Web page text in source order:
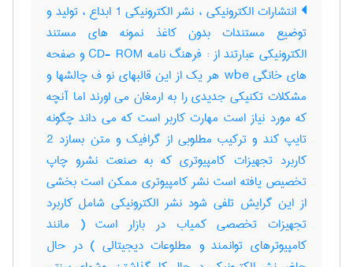
انتشارات الکترونیکی ، نشر الکترونیکی 1 ابداع ، تولید و
توضیع مستندات بدون کاغذ نمونه های مستند
الکترونیکی عبارتند از : فرهنگ نامه CD- ROM و صفحه
های خانگی wbe هر یک از این قالبهای نو ف چالشها و
مشکلات تکنیکی جدیدی را به ارمغان می اورند اما آنچه
که مورد نیاز است مهارت کاربر است که می داند چگونه
تایپ کند و ترکیب مطلوبی از گرافیک و متن بسازد 2
کاربرد تجهیزات کامپیوتری که به صنعت نشرو چاپ
تخصیص یافته است نشر کامپیوتری ممکن است بخشی
از این گرایش تلفی شود نشر الکترونیکی شامل کاربرد
تجهیزات تخصصی کمیاب در بازار است ( مانند
کامپیوترهای توانمند و مطلوعات دیجیتالی ) در حال